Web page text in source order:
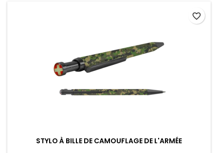
STYLO À BILLE DE CAMOUFLAGE DE L'ARMÉE
favorite_border